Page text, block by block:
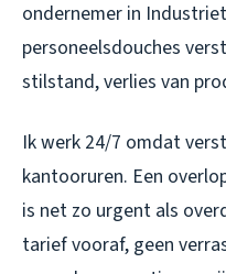
ondernemer in
personeelsdouches
stilstand, verlies van
Ik werk 24/7 omdat
kantooruren. Een
is net zo urgent als
tarief vooraf, geen